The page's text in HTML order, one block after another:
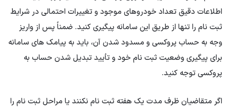
اطلاعات دقیق تعداد خودروهای موجود و تغییرات احتمالی در شرایط
ثبت نام را تنها از طریق این سامانه پیگیری کنید. ضمناً پس از واریز
وجه به حساب پروکسی و مسدود شدن آن، باید به پیامک های سامانه
برای پیگیری وضعیت ثبت نام خود و تأیید تبدیل شدن حساب به
پروکسی توجه کنید.
اگر متقاضیان ظرف مدت یک هفته ثبت نام نکنند یا مراحل ثبت نام را